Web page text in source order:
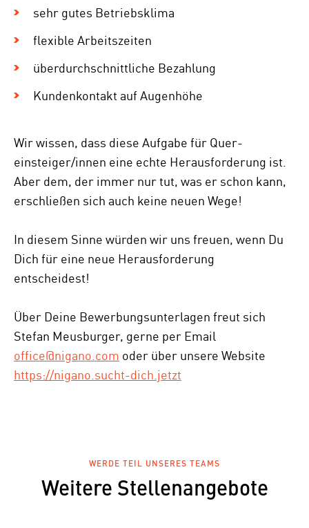
sehr gutes Betriebsklima
flexible Arbeitszeiten
überdurchschnittliche Bezahlung
Kundenkontakt auf Augenhöhe
Wir wissen, dass diese Aufgabe für Quer­
einsteiger/innen eine echte Herausforderung ist.
Aber dem, der immer nur tut, was er schon kann,
erschließen sich auch keine neuen Wege!
In diesem Sinne würden wir uns freuen, wenn Du
Dich für eine neue Herausforderung
entscheidest!
Über Deine Bewerbungsunterlagen freut sich
Stefan Meusburger, gerne per Email
office@nigano.com oder über unsere Website
https://nigano.sucht-dich.jetzt
WERDE TEIL UNSERES TEAMS
Weitere Stellenangebote